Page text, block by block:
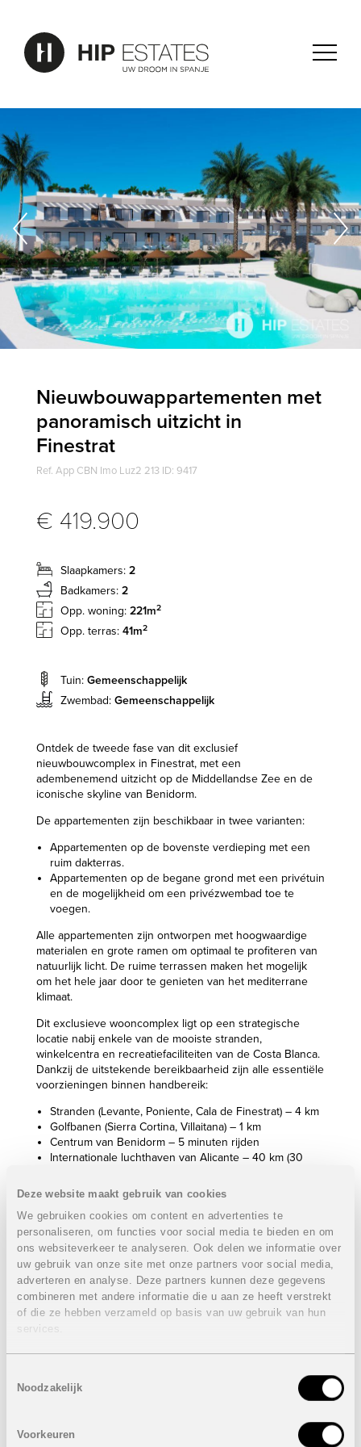
Deze website maakt gebruik van cookies
We gebruiken cookies om content en advertenties te
personaliseren, om functies voor social media te bieden en om
ons websiteverkeer te analyseren. Ook delen we informatie over
uw gebruik van onze site met onze partners voor social media,
adverteren en analyse. Deze partners kunnen deze gegevens
combineren met andere informatie die u aan ze heeft verstrekt
of die ze hebben verzameld op basis van uw gebruik van hun
services.
Noodzakelijk
Voorkeuren
Nieuwbouwappartementen met
panoramisch uitzicht in
Finestrat
Ref. App CBN Imo Luz2 213 ID: 9417
€ 419.900
Slaapkamers: 2
Badkamers: 2
Opp. woning: 221m2
Opp. terras: 41m2
Tuin: Gemeenschappelijk
Zwembad: Gemeenschappelijk
Ontdek de tweede fase van dit exclusief
nieuwbouwcomplex in Finestrat, met een
adembenemend uitzicht op de Middellandse Zee en de
iconische skyline van Benidorm.
De appartementen zijn beschikbaar in twee varianten:
Appartementen op de bovenste verdieping met een
ruim dakterras.
Appartementen op de begane grond met een privétuin
en de mogelijkheid om een privézwembad toe te
voegen.
Alle appartementen zijn ontworpen met hoogwaardige
materialen en grote ramen om optimaal te profiteren van
natuurlijk licht. De ruime terrassen maken het mogelijk
om het hele jaar door te genieten van het mediterrane
klimaat.
Dit exclusieve wooncomplex ligt op een strategische
locatie nabij enkele van de mooiste stranden,
winkelcentra en recreatiefaciliteiten van de Costa Blanca.
Dankzij de uitstekende bereikbaarheid zijn alle essentiële
voorzieningen binnen handbereik:
Stranden (Levante, Poniente, Cala de Finestrat) – 4 km
Golfbanen (Sierra Cortina, Villaitana) – 1 km
Centrum van Benidorm – 5 minuten rijden
Internationale luchthaven van Alicante – 40 km (30
Daarnaast zijn er in de directe omgeving ziekenhuizen,
scholen, openbaar vervoer, winkelcentra en diverse
restaurants.
Voor golfliefhebbers zijn er verschillende
gerenommeerde golfbanen in de buurt en voor
natuurliefhebbers biedt de omgeving prachtige
wandelroutes, zoals bij Puig Campana.
Eigenschappen gelijkvloerse appartementen:
Optioneel: privaat zwembad van 18 m²